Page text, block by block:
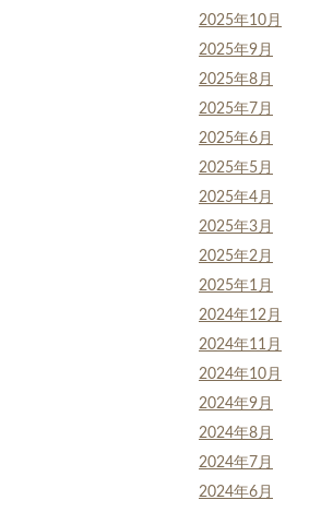
2025年10月
2025年9月
2025年8月
2025年7月
2025年6月
2025年5月
2025年4月
2025年3月
2025年2月
2025年1月
2024年12月
2024年11月
2024年10月
2024年9月
2024年8月
2024年7月
2024年6月